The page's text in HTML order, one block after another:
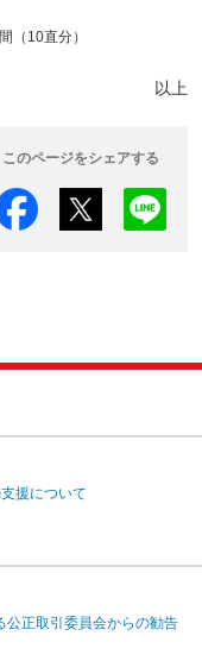
10直分）
以上
このページをシェアする
援について
公正取引委員会からの勧告